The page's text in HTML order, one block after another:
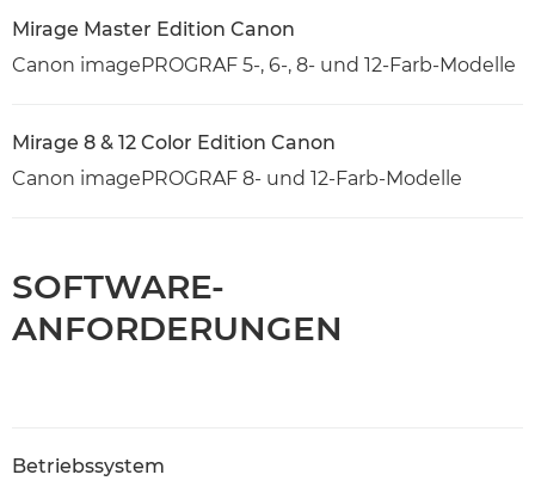
Mirage Master Edition Canon
Canon imagePROGRAF 5-, 6-, 8- und 12-Farb-Modelle
Mirage 8 & 12 Color Edition Canon
Canon imagePROGRAF 8- und 12-Farb-Modelle
SOFTWARE-
ANFORDERUNGEN
Betriebssystem